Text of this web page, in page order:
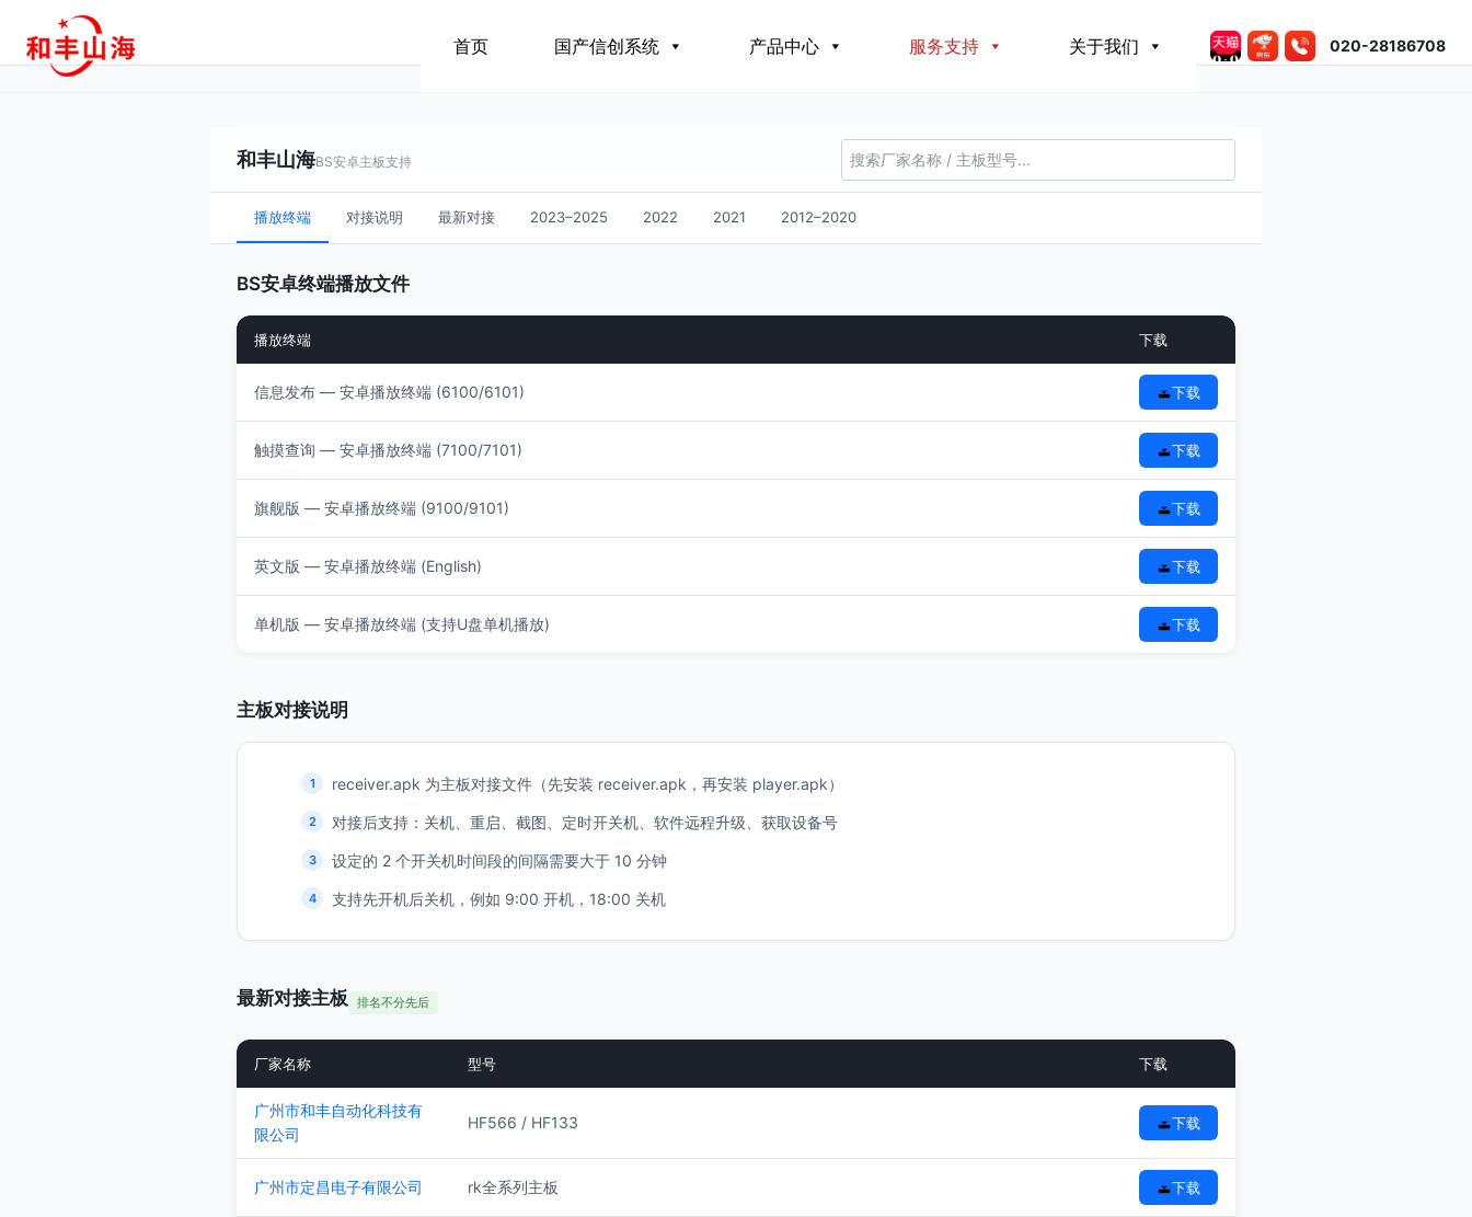
首页 国产信创系统 产品中心 服务支持 关于我们 020-28186708
和丰山海BS安卓主板支持
播放终端 对接说明 最新对接 2023–2025 2022 2021 2012–2020
BS安卓终端播放文件
播放终端 下载
信息发布 — 安卓播放终端 (6100/6101) 下载
触摸查询 — 安卓播放终端 (7100/7101) 下载
旗舰版 — 安卓播放终端 (9100/9101) 下载
英文版 — 安卓播放终端 (English) 下载
单机版 — 安卓播放终端 (支持U盘单机播放) 下载
主板对接说明
receiver.apk 为主板对接文件（先安装 receiver.apk，再安装 player.apk）
对接后支持：关机、重启、截图、定时开关机、软件远程升级、获取设备号
设定的 2 个开关机时间段的间隔需要大于 10 分钟
支持先开机后关机，例如 9:00 开机，18:00 关机
最新对接主板 排名不分先后
厂家名称 型号 下载
广州市和丰自动化科技有
限公司
HF566 / HF133 下载
广州市定昌电子有限公司 rk全系列主板 下载